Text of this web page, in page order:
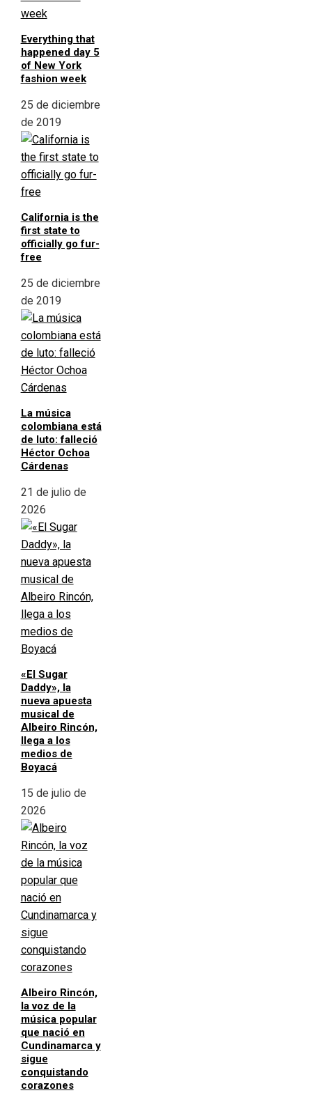
Everything that
happened day 5
of New York
fashion week
25 de diciembre
de 2019
California is the
first state to
officially go fur-
free
25 de diciembre
de 2019
La música
colombiana está
de luto: falleció
Héctor Ochoa
Cárdenas
21 de julio de
2026
«El Sugar
Daddy», la
nueva apuesta
musical de
Albeiro Rincón,
llega a los
medios de
Boyacá
15 de julio de
2026
Albeiro Rincón,
la voz de la
música popular
que nació en
Cundinamarca y
sigue
conquistando
corazones